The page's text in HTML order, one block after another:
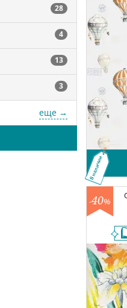
28
4
13
3
еще →
В наличии
-40%